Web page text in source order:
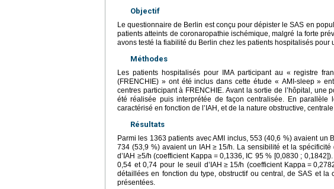
Objectif
Le questionnaire de Berlin est conçu pour dépister le SAS en
patients atteints de coronaropathie ischémique, malgré la forte
avons testé la fiabilité du Berlin chez les patients hospitalisés pour
Méthodes
Les patients hospitalisés pour IMA participant au « registre
(FRENCHIE) » ont été inclus dans cette étude « AMI-sleep »
centres participant à FRENCHIE. Avant la sortie de l’hôpital,
été réalisée puis interprétée de façon centralisée. En
caractérisé en fonction de l’IAH, et de la nature obstructive,
Résultats
Parmi les 1363 patients avec AMI inclus, 553 (40,6 %) avaient un
734 (53,9 %) avaient un IAH ≥ 15/h. La sensibilité et la
d’IAH ≥5/h (coefficient Kappa = 0,1336, IC 95 % [0,0830 ;
0,54 et 0,74 pour le seuil d’IAH ≥ 15/h (coefficient Kappa =
détaillées en fonction du type, obstructif ou central, de SAS et la
présentées.